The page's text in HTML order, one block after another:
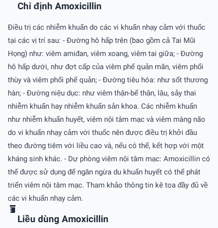
Chỉ định Amoxicillin
Ðiều trị các nhiễm khuẩn do các vi khuẩn nhạy cảm với thuốc
tại các vị trí sau: - Ðường hô hấp trên (bao gồm cả Tai Mũi
Họng) như: viêm amiđan, viêm xoang, viêm tai giữa; - Ðường
hô hấp dưới, như đợt cấp của viêm phế quản mãn, viêm phổi
thùy và viêm phổi phế quản; - Ðường tiêu hóa: như sốt thương
hàn; - Ðường niệu dục: như viêm thận-bể thận, lậu, sảy thai
nhiễm khuẩn hay nhiễm khuẩn sản khoa. Các nhiễm khuẩn
như nhiễm khuẩn huyết, viêm nội tâm mạc và viêm màng não
do vi khuẩn nhạy cảm với thuốc nên được điều trị khởi đầu
theo đường tiêm với liều cao và, nếu có thể, kết hợp với một
kháng sinh khác. - Dự phòng viêm nội tâm mạc: Amoxicillin có
thể được sử dụng để ngăn ngừa du khuẩn huyết có thể phát
triển viêm nội tâm mạc. Tham khảo thông tin kê toa đầy đủ về
các vi khuẩn nhạy cảm.
Liều dùng Amoxicillin